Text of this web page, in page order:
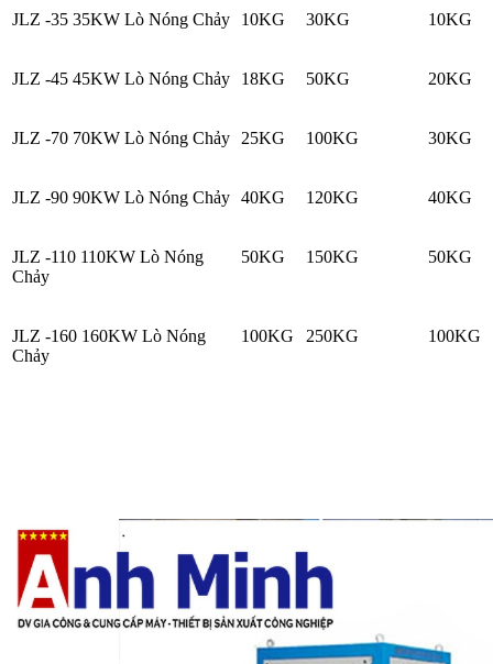
JLZ -35 35KW Lò Nóng Chảy 10KG 30KG 10KG
JLZ -45 45KW Lò Nóng Chảy 18KG 50KG 20KG
JLZ -70 70KW Lò Nóng Chảy 25KG 100KG 30KG
JLZ -90 90KW Lò Nóng Chảy 40KG 120KG 40KG
JLZ -110 110KW Lò Nóng
Chảy
50KG 150KG 50KG
JLZ -160 160KW Lò Nóng
Chảy
100KG 250KG 100KG